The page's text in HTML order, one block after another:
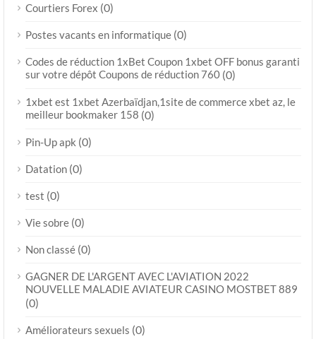
Courtiers Forex (0)
Postes vacants en informatique (0)
Codes de réduction 1xBet Coupon 1xbet OFF bonus garanti
sur votre dépôt Coupons de réduction 760 (0)
1xbet est 1xbet Azerbaïdjan,1site de commerce xbet az, le
meilleur bookmaker 158 (0)
Pin-Up apk (0)
Datation (0)
test (0)
Vie sobre (0)
Non classé (0)
GAGNER DE L'ARGENT AVEC L'AVIATION 2022
NOUVELLE MALADIE AVIATEUR CASINO MOSTBET 889
(0)
Améliorateurs sexuels (0)